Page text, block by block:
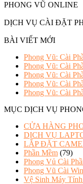
PHONG VŨ ONLINE
DỊCH VỤ CÀI ĐẶT
BÀI VIẾT MỚI
Phong Vũ: Cài
Phong Vũ: Cài
Phong Vũ: Cài
Phong Vũ: Cài
Phong Vũ: Cài
MỤC DỊCH VỤ
CỬA HÀNG
DỊCH VỤ
LẮP ĐẶT
Phần Mềm (79)
Phong Vủ Cài
Phong Vũ Cài Win
Vệ Sinh Máy